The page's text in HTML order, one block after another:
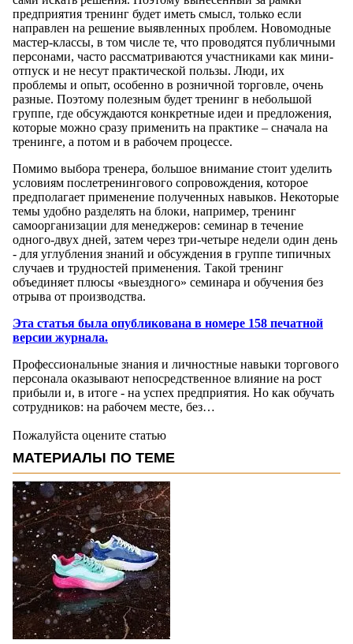
предприятия тренинг будет иметь смысл, только если
направлен на решение выявленных проблем. Новомодные
мастер-классы, в том числе те, что проводятся публичными
персонами, часто рассматриваются участниками как мини-
отпуск и не несут практической пользы. Люди, их
проблемы и опыт, особенно в розничной торговле, очень
разные. Поэтому полезным будет тренинг в небольшой
группе, где обсуждаются конкретные идеи и предложения,
которые можно сразу применить на практике – сначала на
тренинге, а потом и в рабочем процессе.
Помимо выбора тренера, большое внимание стоит уделить
условиям послетренингового сопровождения, которое
предполагает применение полученных навыков. Некоторые
темы удобно разделять на блоки, например, тренинг
самоорганизации для менеджеров: семинар в течение
одного-двух дней, затем через три-четыре недели один день
- для углубления знаний и обсуждения в группе типичных
случаев и трудностей применения. Такой тренинг
объединяет плюсы «выездного» семинара и обучения без
отрыва от производства.
Эта статья была опубликована в номере 158 печатной
версии журнала.
Профессиональные знания и личностные навыки торгового
персонала оказывают непосредственное влияние на рост
прибыли и, в итоге - на успех предприятия. Но как обучать
сотрудников: на рабочем месте, без…
Пожалуйста оцените статью
МАТЕРИАЛЫ ПО ТЕМЕ